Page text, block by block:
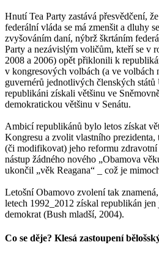
Hnutí Tea Party zastává přesvědčení,
federální vláda se má zmenšit a dluhy
zvyšováním daní, nýbrž škrtáním
Party a nezávislým voličům, kteří se v
2008 a 2006) opět přiklonili k
v kongresových volbách (a ve volbách
guvernérů jednotlivých členských států
republikáni získali většinu ve
demokratickou většinu v Senátu.
Ambicí republikánů bylo letos získat
Kongresu a zvolit vlastního
(či modifikovat) jeho reformu zdravotní
nástup žádného nového „Obamova
ukončil „věk Reagana“ _ což je
Letošní Obamovo zvolení tak
letech 1992_2012 získal republikán jen
demokrat (Bush mladší, 2004).
Co se děje? Klesá zastoupení